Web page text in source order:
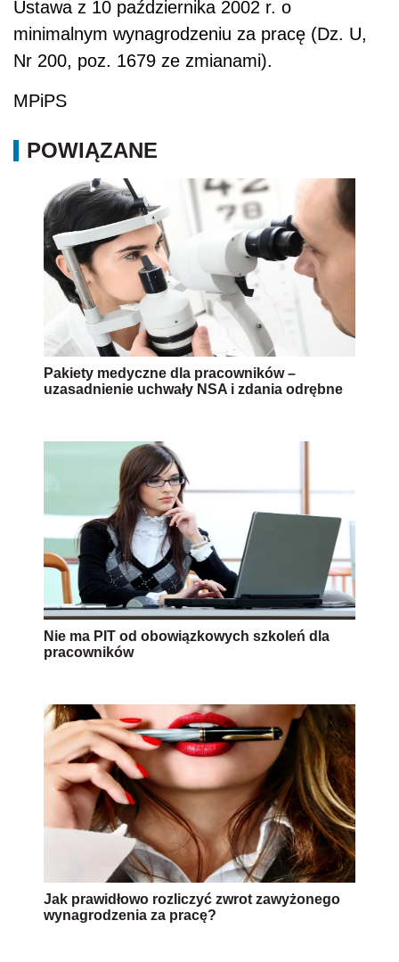
Ustawa z 10 października 2002 r. o
minimalnym wynagrodzeniu za pracę (Dz. U,
Nr 200, poz. 1679 ze zmianami).
MPiPS
POWIĄZANE
Pakiety medyczne dla pracowników –
uzasadnienie uchwały NSA i zdania odrębne
Nie ma PIT od obowiązkowych szkoleń dla
pracowników
Jak prawidłowo rozliczyć zwrot zawyżonego
wynagrodzenia za pracę?